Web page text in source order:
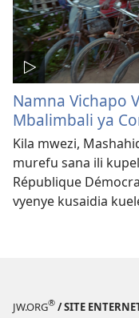
Namna Vichapo
Mbalimbali ya
Kila mwezi,
murefu sana ili
République
vyenye kusaidia
JW.ORG® / SITE